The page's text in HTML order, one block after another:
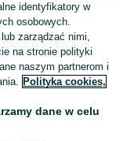
Skorzystaj z największego serwisu ogłoszeniowego - Pcim i okolice! Kupuj to, czego pragniesz i sprzedawaj to, czego już nie potrzebujesz!
identyfikatory w
osobowych.
zarządzać nimi,
na stronie polityki
naszym partnerom i
Polityka cookies,
dane w celu